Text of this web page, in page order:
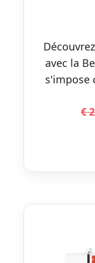
avec la
s'impose
€